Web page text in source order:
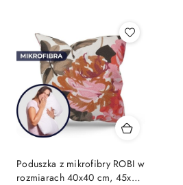
Poduszka z mikrofibry ROBI w
rozmiarach 40x40 cm, 45x45